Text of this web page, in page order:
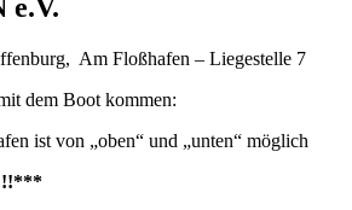
e.V.
Am Floßhafen – Liegestelle 7
dem Boot kommen:
ist von „oben“ und „unten“ möglich